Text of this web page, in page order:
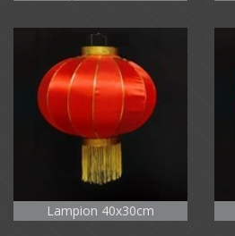
Lampion 40x30cm